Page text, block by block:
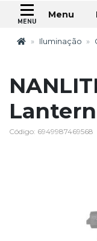
Menu
Iluminação
Código: 6949987469568